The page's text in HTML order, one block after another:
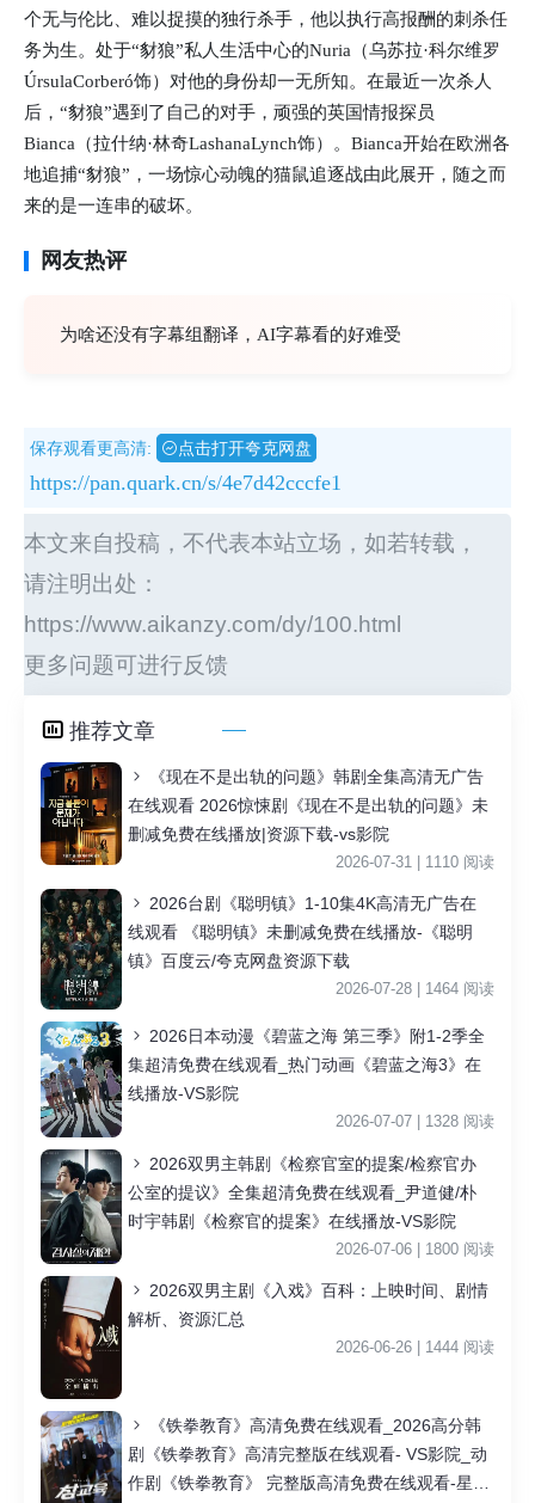
个无与伦比、难以捉摸的独行杀手，他以执行高报酬的刺杀任
务为生。处于“豺狼”私人生活中心的Nuria（乌苏拉·科尔维罗
ÚrsulaCorberó饰）对他的身份却一无所知。在最近一次杀人
后，“豺狼”遇到了自己的对手，顽强的英国情报探员
Bianca（拉什纳·林奇LashanaLynch饰）。Bianca开始在欧洲各
地追捕“豺狼”，一场惊心动魄的猫鼠追逐战由此展开，随之而
来的是一连串的破坏。
网友热评
为啥还没有字幕组翻译，AI字幕看的好难受
保存观看更高清: 点击打开夸克网盘
https://pan.quark.cn/s/4e7d42cccfe1
本文来自投稿，不代表本站立场，如若转载，
请注明出处：
https://www.aikanzy.com/dy/100.html
更多问题可进行反馈
推荐文章
《现在不是出轨的问题》韩剧全集高清无广告
在线观看 2026惊悚剧《现在不是出轨的问题》未
删减免费在线播放|资源下载-vs影院
2026-07-31 | 1110 阅读
2026台剧《聪明镇》1-10集4K高清无广告在
线观看 《聪明镇》未删减免费在线播放-《聪明
镇》百度云/夸克网盘资源下载
2026-07-28 | 1464 阅读
2026日本动漫《碧蓝之海 第三季》附1-2季全
集超清免费在线观看_热门动画《碧蓝之海3》在
线播放-VS影院
2026-07-07 | 1328 阅读
2026双男主韩剧《检察官室的提案/检察官办
公室的提议》全集超清免费在线观看_尹道健/朴
时宇韩剧《检察官的提案》在线播放-VS影院
2026-07-06 | 1800 阅读
2026双男主剧《入戏》百科：上映时间、剧情
解析、资源汇总
2026-06-26 | 1444 阅读
《铁拳教育》高清免费在线观看_2026高分韩
剧《铁拳教育》高清完整版在线观看- VS影院_动
作剧《铁拳教育》 完整版高清免费在线观看-星空